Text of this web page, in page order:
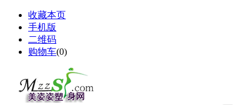
收藏本页
手机版
二维码
购物车(0)